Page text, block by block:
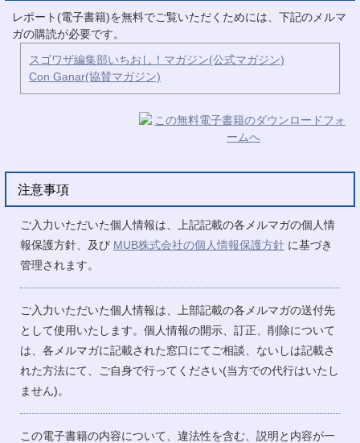
レポート(電子書籍)を無料でご覧いただくためには、下記のメルマ
ガの購読が必要です。
スゴワザ編集部いちおし！マガジン(公式マガジン)
Con Ganar(協賛マガジン)
注意事項
ご入力いただいた個人情報は、上記記載の各メルマガの個人情
報保護方針、及び MUB株式会社の個人情報保護方針 に基づき
管理されます。
ご入力いただいた個人情報は、上部記載の各メルマガの送付先
として使用いたします。個人情報の開示、訂正、削除について
は、各メルマガに記載された窓口にてご相談、ないしは記載さ
れた方法にて、ご自身で行ってください(当方での代行はいたし
ません)。
この電子書籍の内容について、違法性を含む、説明と内容が一